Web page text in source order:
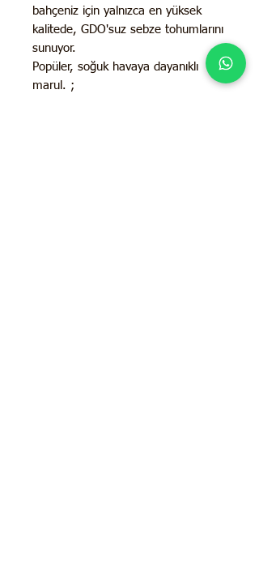
bahçeniz için yalnızca en yüksek
kalitede, GDO'suz sebze tohumlarını
sunuyor.
Popüler, soğuk havaya dayanıklı
marul. ;